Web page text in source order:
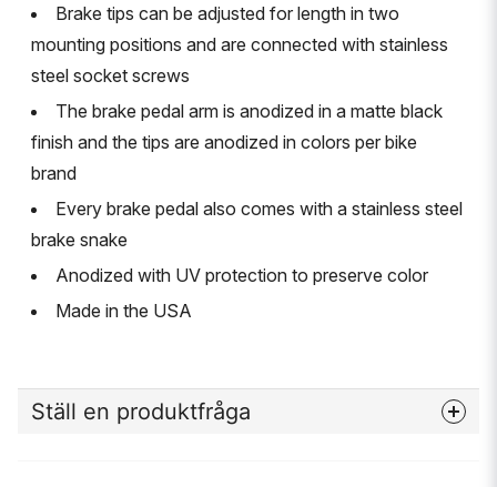
Brake tips can be adjusted for length in two
mounting positions and are connected with stainless
steel socket screws
The brake pedal arm is anodized in a matte black
finish and the tips are anodized in colors per bike
brand
Every brake pedal also comes with a stainless steel
brake snake
Anodized with UV protection to preserve color
Made in the USA
Ställ en produktfråga